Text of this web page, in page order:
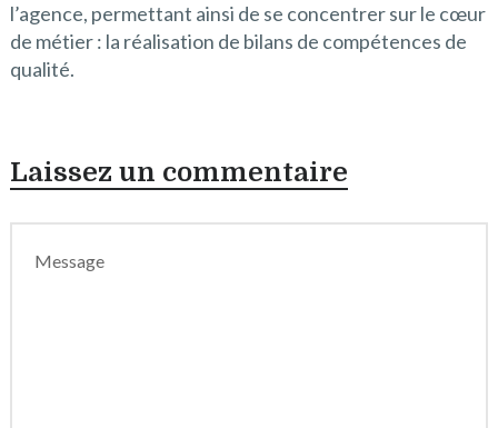
l’agence, permettant ainsi de se concentrer sur le cœur
de métier : la réalisation de bilans de compétences de
qualité.
Laissez un commentaire